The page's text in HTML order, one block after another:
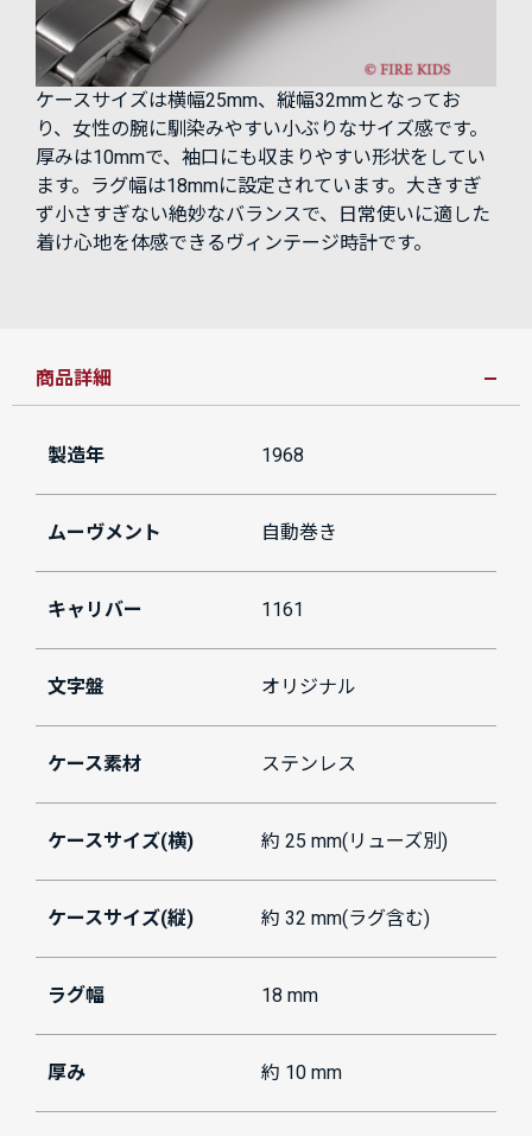
ケースサイズは横幅25mm、縦幅32mmとなってお
り、女性の腕に馴染みやすい小ぶりなサイズ感です。
厚みは10mmで、袖口にも収まりやすい形状をしてい
ます。ラグ幅は18mmに設定されています。大きすぎ
ず小さすぎない絶妙なバランスで、日常使いに適した
着け心地を体感できるヴィンテージ時計です。
商品詳細
製造年 1968
ムーヴメント 自動巻き
キャリバー 1161
文字盤 オリジナル
ケース素材 ステンレス
ケースサイズ(横) 約 25 mm(リューズ別)
ケースサイズ(縦) 約 32 mm(ラグ含む)
ラグ幅 18 mm
厚み 約 10 mm